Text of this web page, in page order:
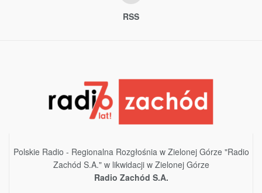
RSS
Polskie Radio - Regionalna Rozgłośnia w Zielonej Górze "Radio
Zachód S.A." w likwidacji w Zielonej Górze
Radio Zachód S.A.